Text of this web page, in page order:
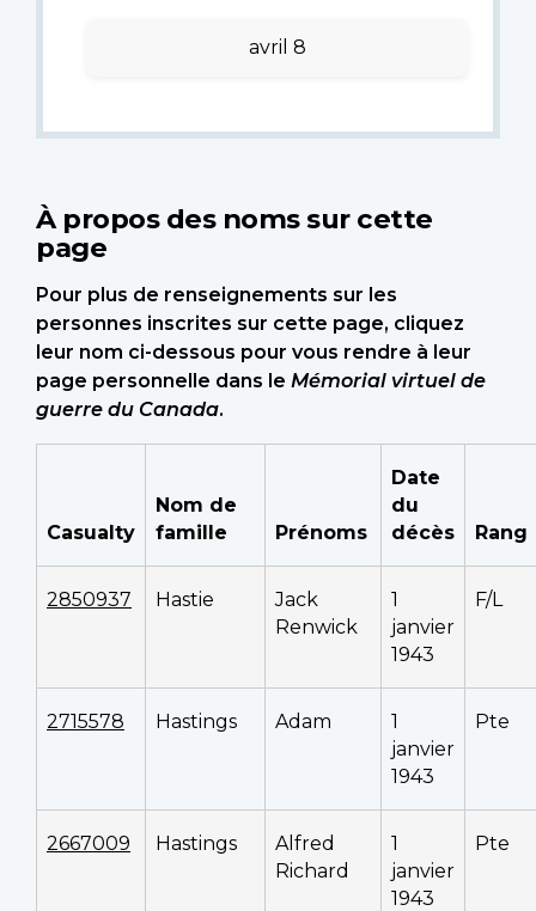
avril 8
À propos des noms sur cette
page
Pour plus de renseignements sur les
personnes inscrites sur cette page, cliquez
leur nom ci-dessous pour vous rendre à leur
page personnelle dans le Mémorial virtuel de
guerre du Canada.
Casualty
Nom de
famille
Prénoms
Date
du
décès
Rang
2850937 Hastie
Jack
Renwick
1
janvier
1943
F/L
2715578 Hastings Adam
1
janvier
1943
Pte
2667009 Hastings
Alfred
Richard
1
janvier
1943
Pte